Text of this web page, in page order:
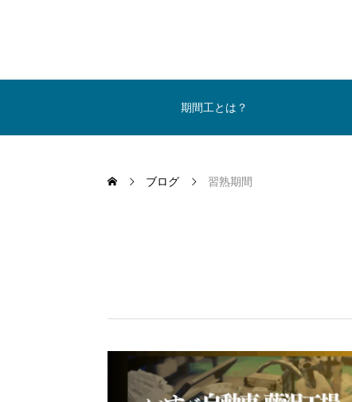
期間工とは？
ブログ 習熟期間